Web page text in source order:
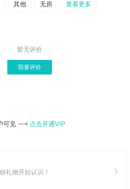
其他 无房 查看更多
暂无评价
我要评价
可见  点击开通VIP
礼物开始认识！